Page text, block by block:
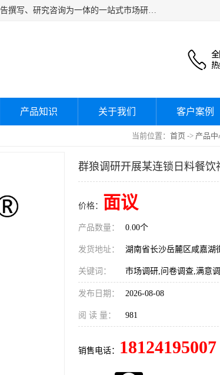
湖南群狼市场调研服务有限公司是一家集问卷设计、市场调查执行、数据统计分析、报告撰写、研究咨询为一体的一站式市场研究服务机构，主要服务：市场调研、三方评估、满意度研究、快消研究、地产物业调查、品牌研究、神秘顾客调查、行业研究、产品研究、公共事务专项调查等。
产品知识 关于我们 客户案例
当前位置： 首页 -> 产品中
群狼调研开展某连锁日料餐饮
价格： 面议
产品数量： 0.00个
发货地址： 湖南省长沙岳麓区咸嘉湖
关键词： 市场调研,问卷调查,满意
发布日期： 2026-08-08
阅 读 量： 981
销售电话： 18124195007